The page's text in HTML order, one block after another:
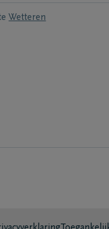
Wetteren